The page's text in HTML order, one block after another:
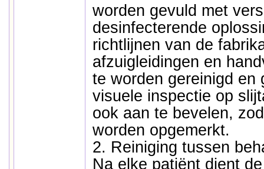
worden gevuld met
desinfecterende
richtlijnen van de
afzuigleidingen en
te worden gereinigd en
visuele inspectie op
ook aan te bevelen,
worden opgemerkt.
2. Reiniging tussen
Na elke patiënt dient